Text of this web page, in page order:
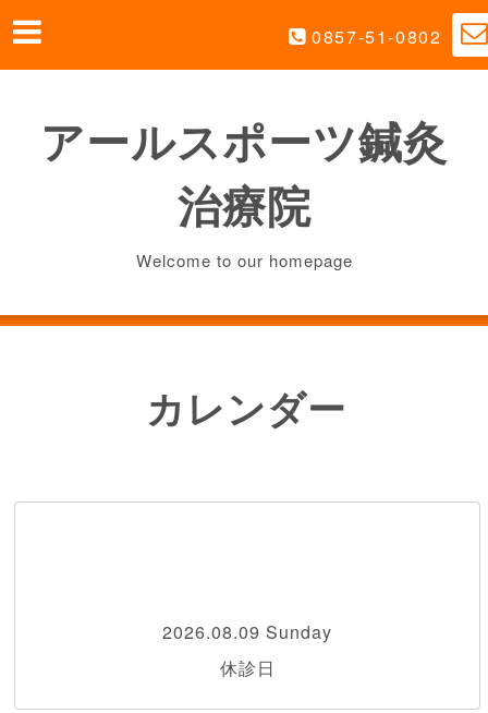
0857-51-0802
アールスポーツ鍼灸
治療院
Welcome to our homepage
カレンダー
2026.08.09 Sunday
休診日